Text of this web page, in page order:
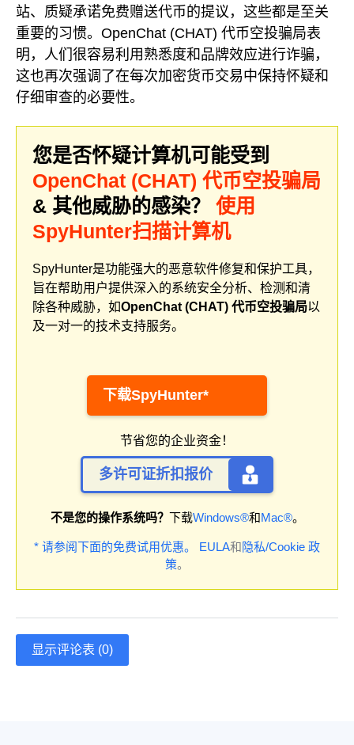
站、质疑承诺免费赠送代币的提议，这些都是至关
重要的习惯。OpenChat (CHAT) 代币空投骗局表
明，人们很容易利用熟悉度和品牌效应进行诈骗，
这也再次强调了在每次加密货币交易中保持怀疑和
仔细审查的必要性。
您是否怀疑计算机可能受到
OpenChat (CHAT) 代币空投骗局
& 其他威胁的感染？ 使用
SpyHunter扫描计算机
SpyHunter是功能强大的恶意软件修复和保护工具，
旨在帮助用户提供深入的系统安全分析、检测和清
除各种威胁，如OpenChat (CHAT) 代币空投骗局以
及一对一的技术支持服务。
下载SpyHunter*
节省您的企业资金！
多许可证折扣报价
不是您的操作系统吗？ 下载Windows®和Mac®。
* 请参阅下面的免费试用优惠。 EULA和隐私/Cookie 政
策。
显示评论表 (0)